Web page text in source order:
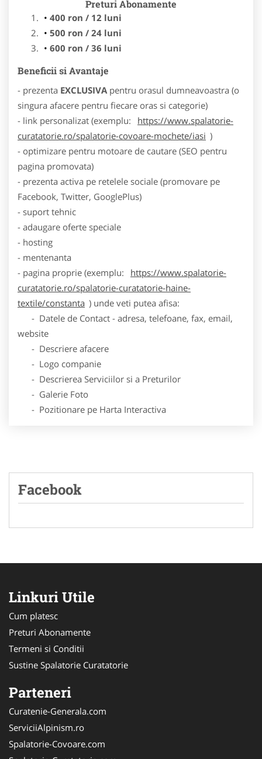
Preturi Abonamente
400 ron / 12 luni
500 ron / 24 luni
600 ron / 36 luni
Beneficii si Avantaje
- prezenta EXCLUSIVA pentru orasul dumneavoastra (o
singura afacere pentru fiecare oras si categorie)
- link personalizat (exemplu:
https://www.spalatorie-
curatatorie.ro/spalatorie-covoare-mochete/iasi )
- optimizare pentru motoare de cautare (SEO pentru
pagina promovata)
- prezenta activa pe retelele sociale (promovare pe
Facebook, Twitter, GooglePlus)
- suport tehnic
- adaugare oferte speciale
- hosting
- mentenanta
- pagina proprie (exemplu:
https://www.spalatorie-
curatatorie.ro/spalatorie-curatatorie-haine-
textile/constanta ) unde veti putea afisa:
- Datele de Contact - adresa, telefoane, fax, email,
website
- Descriere afacere
- Logo companie
- Descrierea Serviciilor si a Preturilor
- Galerie Foto
- Pozitionare pe Harta Interactiva
Facebook
Linkuri Utile
Cum platesc
Preturi Abonamente
Termeni si Conditii
Sustine Spalatorie Curatatorie
Parteneri
Curatenie-Generala.com
ServiciiAlpinism.ro
Spalatorie-Covoare.com